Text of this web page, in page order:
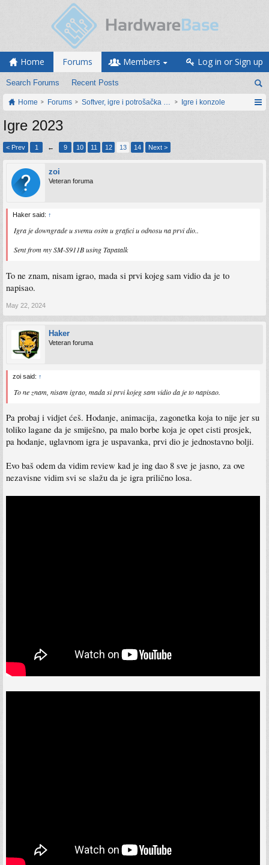
Home Forums
Search Forums Recent Posts
Members Log in or Sign up
Home Forums Softver, igre i potrošačka elektronikaIgre i konzole
Igre 2023
< Prev 1 ← 9 10 11 12 13 14 Next >
zoi
Veteran foruma
Haker said: ↑
Igra je downgrade u svemu osim u grafici u odnosu na prvi dio..
Sent from my SM-S911B using Tapatalk
To ne znam, nisam igrao, mada si prvi kojeg sam vidio da je to
napisao.
May 22, 2024
Haker
Veteran foruma
zoi said: ↑
To ne znam, nisam igrao, mada si prvi kojeg sam vidio da je to napisao.
Pa probaj i vidjet ćeš. Hodanje, animacija, zagonetka koja to nije jer su
toliko lagane da je smiješno, pa malo borbe koja je opet cisti prosjek,
pa hodanje, uglavnom igra je uspavanka, prvi dio je jednostavno bolji.
Evo baš odem da vidim review kad je ing dao 8 sve je jasno, za ove
nezavisne vidim svi se slažu da je igra prilično losa.